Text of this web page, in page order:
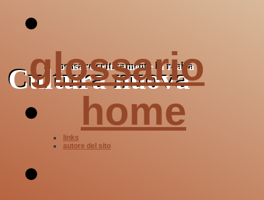
Cultura nuova
pensare criticamente larealtà
glossario
home
links
autore del sito